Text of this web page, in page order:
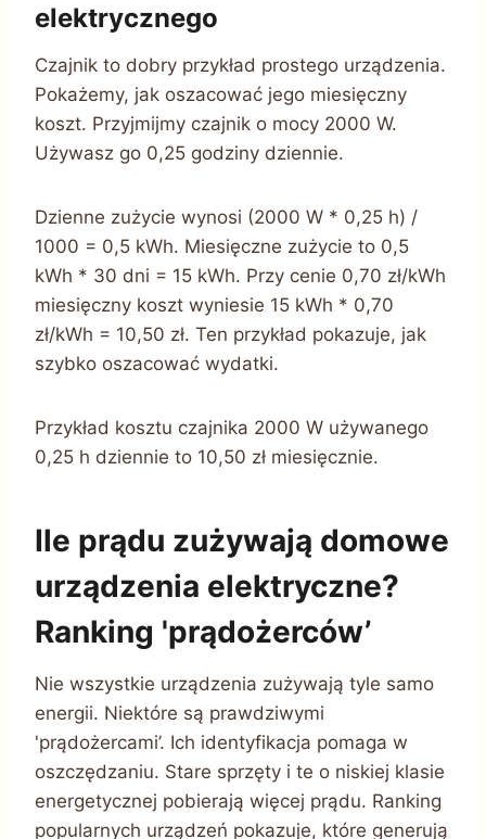
elektrycznego
Czajnik to dobry przykład prostego urządzenia.
Pokażemy, jak oszacować jego miesięczny
koszt. Przyjmijmy czajnik o mocy 2000 W.
Używasz go 0,25 godziny dziennie.
Dzienne zużycie wynosi (2000 W * 0,25 h) /
1000 = 0,5 kWh. Miesięczne zużycie to 0,5
kWh * 30 dni = 15 kWh. Przy cenie 0,70 zł/kWh
miesięczny koszt wyniesie 15 kWh * 0,70
zł/kWh = 10,50 zł. Ten przykład pokazuje, jak
szybko oszacować wydatki.
Przykład kosztu czajnika 2000 W używanego
0,25 h dziennie to 10,50 zł miesięcznie.
Ile prądu zużywają domowe
urządzenia elektryczne?
Ranking 'prądożerców’
Nie wszystkie urządzenia zużywają tyle samo
energii. Niektóre są prawdziwymi
'prądożercami’. Ich identyfikacja pomaga w
oszczędzaniu. Stare sprzęty i te o niskiej klasie
energetycznej pobierają więcej prądu. Ranking
popularnych urządzeń pokazuje, które generują